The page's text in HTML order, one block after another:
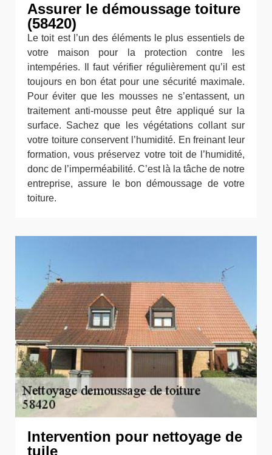
Assurer le démoussage toiture
(58420)
Le toit est l’un des éléments le plus essentiels de
votre maison pour la protection contre les
intempéries. Il faut vérifier régulièrement qu’il est
toujours en bon état pour une sécurité maximale.
Pour éviter que les mousses ne s’entassent, un
traitement anti-mousse peut être appliqué sur la
surface. Sachez que les végétations collant sur
votre toiture conservent l’humidité. En freinant leur
formation, vous préservez votre toit de l’humidité,
donc de l’imperméabilité. C’est là la tâche de notre
entreprise, assure le bon démoussage de votre
toiture.
Intervention pour nettoyage de
tuile